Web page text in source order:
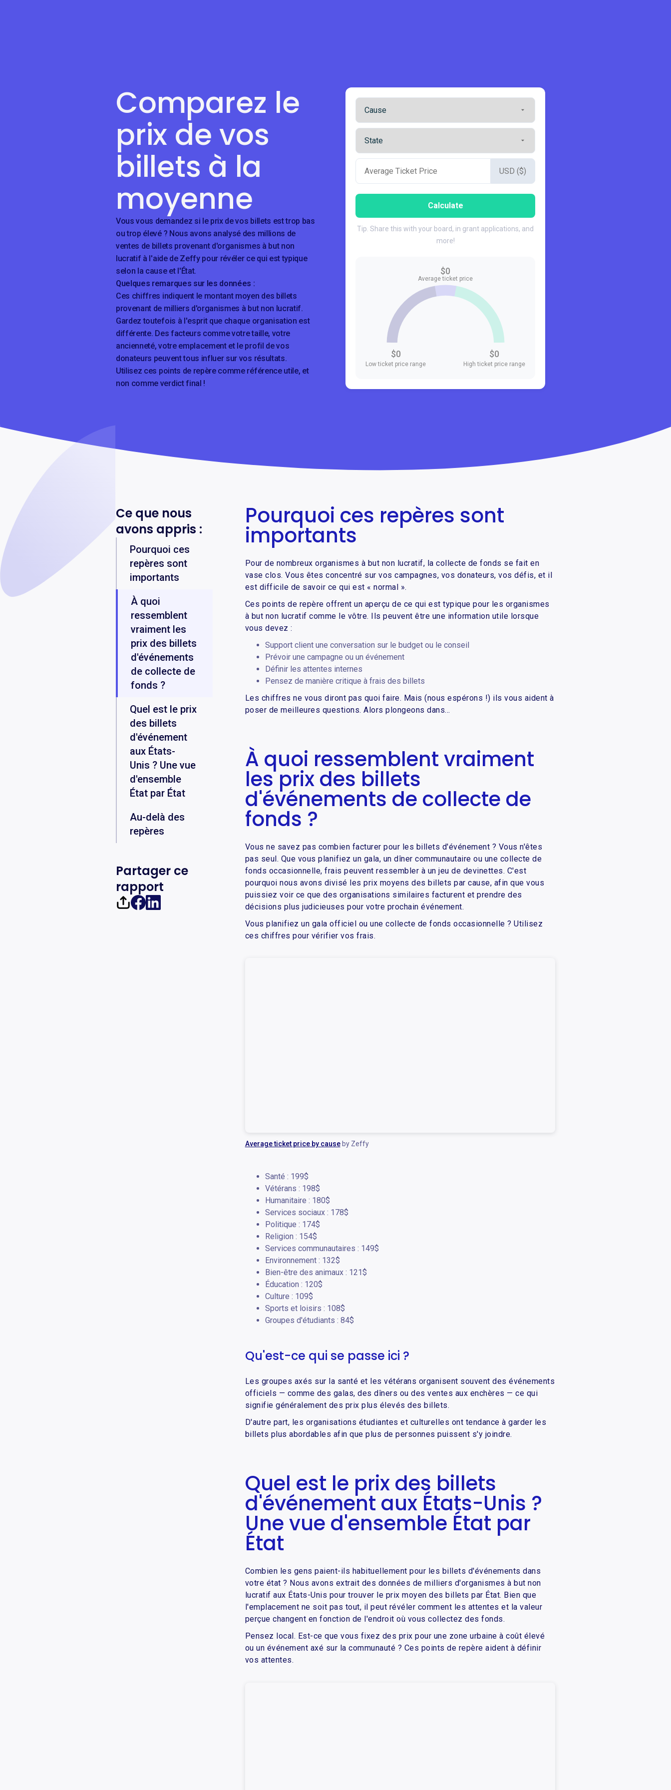
Comparez le
prix de vos
billets à la
moyenne
Vous vous demandez si le prix de vos billets est trop bas
ou trop élevé ? Nous avons analysé des millions de
ventes de billets provenant d'organismes à but non
lucratif à l'aide de Zeffy pour révéler ce qui est typique
selon la cause et l'État.
Quelques remarques sur les données :
Ces chiffres indiquent le montant moyen des billets
provenant de milliers d'organismes à but non lucratif.
Gardez toutefois à l'esprit que chaque organisation est
différente. Des facteurs comme votre taille, votre
ancienneté, votre emplacement et le profil de vos
donateurs peuvent tous influer sur vos résultats.
Utilisez ces points de repère comme référence utile, et
non comme verdict final !
USD ($)
Calculate
Tip. Share this with your board, in grant applications, and
more!
$0
Average ticket price
$0
Low ticket price range
$0
High ticket price range
Ce que nous
avons appris :
‍‍Pourquoi ces
repères sont
importants
À quoi
ressemblent
vraiment les
prix des billets
d'événements
de collecte de
fonds ?
Quel est le prix
des billets
d'événement
aux États-
Unis ? Une vue
d'ensemble
État par État
Au-delà des
repères
Partager ce
rapport
Pourquoi ces repères sont
importants
Pour de nombreux organismes à but non lucratif, la collecte de fonds se fait en
vase clos. Vous êtes concentré sur vos campagnes, vos donateurs, vos défis, et il
est difficile de savoir ce qui est « normal ».
Ces points de repère offrent un aperçu de ce qui est typique pour les organismes
à but non lucratif comme le vôtre. Ils peuvent être une information utile lorsque
vous devez :
Support client une conversation sur le budget ou le conseil
Prévoir une campagne ou un événement
Définir les attentes internes
Pensez de manière critique à frais des billets
Les chiffres ne vous diront pas quoi faire. Mais (nous espérons !) ils vous aident à
poser de meilleures questions. Alors plongeons dans...
À quoi ressemblent vraiment
les prix des billets
d'événements de collecte de
fonds ?
Vous ne savez pas combien facturer pour les billets d'événement ? Vous n'êtes
pas seul. Que vous planifiez un gala, un dîner communautaire ou une collecte de
fonds occasionnelle, frais peuvent ressembler à un jeu de devinettes. C'est
pourquoi nous avons divisé les prix moyens des billets par cause, afin que vous
puissiez voir ce que des organisations similaires facturent et prendre des
décisions plus judicieuses pour votre prochain événement.
Vous planifiez un gala officiel ou une collecte de fonds occasionnelle ? Utilisez
ces chiffres pour vérifier vos frais.
Average ticket price by causeby Zeffy
Santé : 199$
Vétérans : 198$
Humanitaire : 180$
Services sociaux : 178$
Politique : 174$
Religion : 154$
Services communautaires : 149$
Environnement : 132$
Bien-être des animaux : 121$
Éducation : 120$
Culture : 109$
Sports et loisirs : 108$
Groupes d'étudiants : 84$
Qu'est-ce qui se passe ici ?
Les groupes axés sur la santé et les vétérans organisent souvent des événements
officiels — comme des galas, des dîners ou des ventes aux enchères — ce qui
signifie généralement des prix plus élevés des billets.
D'autre part, les organisations étudiantes et culturelles ont tendance à garder les
billets plus abordables afin que plus de personnes puissent s'y joindre.
Quel est le prix des billets
d'événement aux États-Unis ?
Une vue d'ensemble État par
État
Combien les gens paient-ils habituellement pour les billets d'événements dans
votre état ? Nous avons extrait des données de milliers d'organismes à but non
lucratif aux États-Unis pour trouver le prix moyen des billets par État. Bien que
l'emplacement ne soit pas tout, il peut révéler comment les attentes et la valeur
perçue changent en fonction de l'endroit où vous collectez des fonds.
Pensez local. Est-ce que vous fixez des prix pour une zone urbaine à coût élevé
ou un événement axé sur la communauté ? Ces points de repère aident à définir
vos attentes.